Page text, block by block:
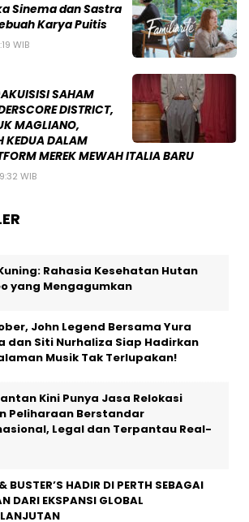
Sinema dan Sastra
Karya Puitis
WIB
SAHAM
DISTRICT,
MAGLIANO,
KEDUA DALAM
MEREK MEWAH ITALIA BARU
WIB
Rahasia Kesehatan Hutan
yang Mengagumkan
John Legend Bersama Yura
dan Siti Nurhaliza Siap Hadirkan
Musik Tak Terlupakan!
Kini Punya Jasa Relokasi
Peliharaan Berstandar
Legal dan Terpantau Real-
BUSTER’S HADIR DI PERTH SEBAGAI
DARI EKSPANSI GLOBAL